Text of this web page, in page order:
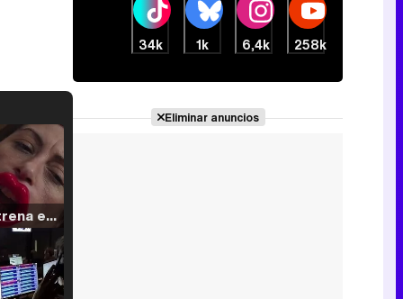
Filmin estrena el tráiler de 'Millennial Mal', su nueva comedia universitaria de la mano de Lorena Iglesias
34k 1k 6,4k 258k
Eliminar anuncios